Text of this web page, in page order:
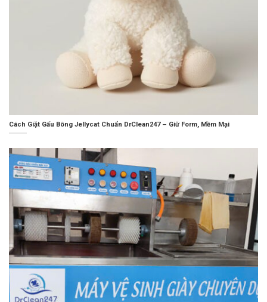
Cách Giặt Gấu Bông Jellycat Chuẩn DrClean247 – Giữ Form, Mềm Mại